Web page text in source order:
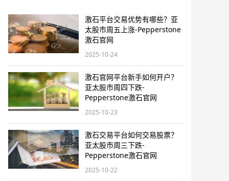
激石平台交易优势有哪些？亚
太股市周五上涨-Pepperstone
激石官网
2025-10-24
激石官网平台新手如何开户？
亚太股市周四下跌-
Pepperstone激石官网
2025-10-23
激石交易平台如何交易股票？
亚太股市周三下跌-
Pepperstone激石官网
2025-10-22